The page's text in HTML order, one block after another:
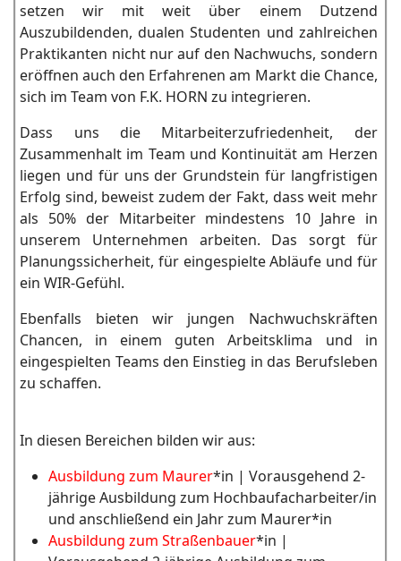
setzen wir mit weit über einem Dutzend
Auszubildenden, dualen Studenten und zahlreichen
Praktikanten nicht nur auf den Nachwuchs, sondern
eröffnen auch den Erfahrenen am Markt die Chance,
sich im Team von F.K. HORN zu integrieren.
Dass uns die Mitarbeiterzufriedenheit, der
Zusammenhalt im Team und Kontinuität am Herzen
liegen und für uns der Grundstein für langfristigen
Erfolg sind, beweist zudem der Fakt, dass weit mehr
als 50% der Mitarbeiter mindestens 10 Jahre in
unserem Unternehmen arbeiten. Das sorgt für
Planungssicherheit, für eingespielte Abläufe und für
ein WIR-Gefühl.
Ebenfalls bieten wir jungen Nachwuchskräften
Chancen, in einem guten Arbeitsklima und in
eingespielten Teams den Einstieg in das Berufsleben
zu schaffen.
In diesen Bereichen bilden wir aus:
Ausbildung zum Maurer*in | Vorausgehend 2-
jährige Ausbildung zum Hochbaufacharbeiter/in
und anschließend ein Jahr zum Maurer*in
Ausbildung zum Straßenbauer*in |